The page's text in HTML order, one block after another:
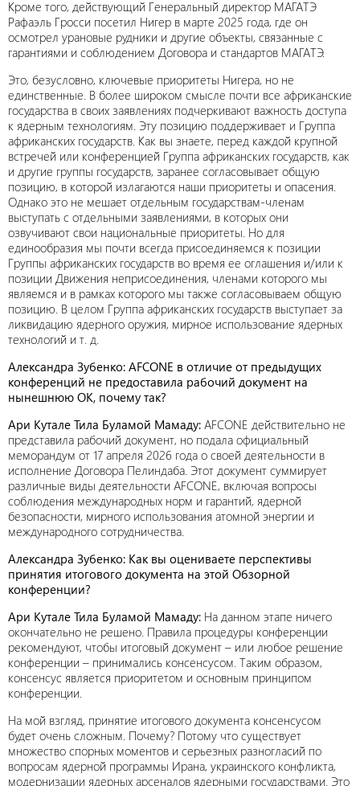
Кроме того, действующий Генеральный директор МАГАТЭ
Рафаэль Гросси посетил Нигер в марте 2025 года, где он
осмотрел урановые рудники и другие объекты, связанные с
гарантиями и соблюдением Договора и стандартов МАГАТЭ.
Это, безусловно, ключевые приоритеты Нигера, но не
единственные. В более широком смысле почти все африканские
государства в своих заявлениях подчеркивают важность доступа
к ядерным технологиям. Эту позицию поддерживает и Группа
африканских государств. Как вы знаете, перед каждой крупной
встречей или конференцией Группа африканских государств, как
и другие группы государств, заранее согласовывает общую
позицию, в которой излагаются наши приоритеты и опасения.
Однако это не мешает отдельным государствам-членам
выступать с отдельными заявлениями, в которых они
озвучивают свои национальные приоритеты. Но для
единообразия мы почти всегда присоединяемся к позиции
Группы африканских государств во время ее оглашения и/или к
позиции Движения неприсоединения, членами которого мы
являемся и в рамках которого мы также согласовываем общую
позицию. В целом Группа африканских государств выступает за
ликвидацию ядерного оружия, мирное использование ядерных
технологий и т. д.
Александра Зубенко: AFCONE в отличие от предыдущих
конференций не предоставила рабочий документ на
нынешнюю ОК, почему так?
Ари Кутале Тила Буламой Мамаду: AFCONE действительно не
представила рабочий документ, но подала официальный
меморандум от 17 апреля 2026 года о своей деятельности в
исполнение Договора Пелиндаба. Этот документ суммирует
различные виды деятельности AFCONE, включая вопросы
соблюдения международных норм и гарантий, ядерной
безопасности, мирного использования атомной энергии и
международного сотрудничества.
Александра Зубенко: Как вы оцениваете перспективы
принятия итогового документа на этой Обзорной
конференции?
Ари Кутале Тила Буламой Мамаду: На данном этапе ничего
окончательно не решено. Правила процедуры конференции
рекомендуют, чтобы итоговый документ – или любое решение
конференции – принимались консенсусом. Таким образом,
консенсус является приоритетом и основным принципом
конференции.
На мой взгляд, принятие итогового документа консенсусом
будет очень сложным. Почему? Потому что существует
множество спорных моментов и серьезных разногласий по
вопросам ядерной программы Ирана, украинского конфликта,
модернизации ядерных арсеналов ядерными государствами. Это